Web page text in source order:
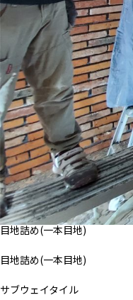
目地詰め(一本目地)
目地詰め(一本目地)
サブウェイタイル